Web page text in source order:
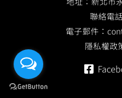
聯絡電
電子郵件：
隱私權政